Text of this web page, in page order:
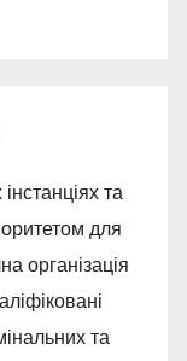
та
для
організація
та